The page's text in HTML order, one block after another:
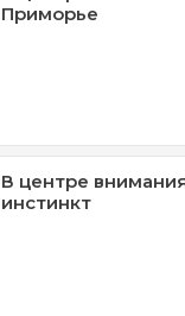
Приморье
В центре
инстинкт